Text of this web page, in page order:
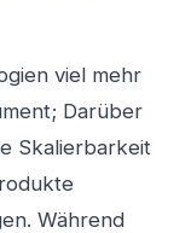
viel mehr
Darüber
Skalierbarkeit
Während